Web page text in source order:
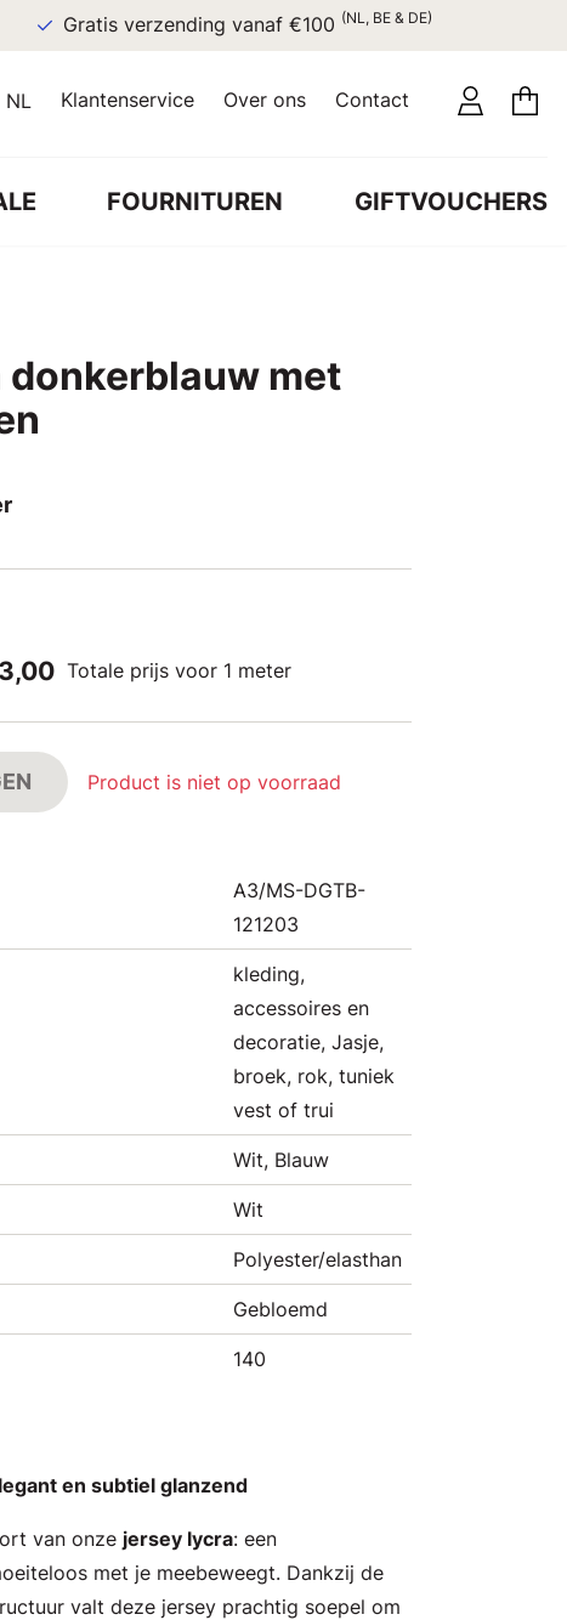
Gratis verzending vanaf €100 (NL, BE & DE)
NL Klantenservice Over ons Contact
FOURNITUREN GIFTVOUCHERS
met
Totale prijs voor 1 meter
Product is niet op voorraad
A3/MS-DGTB-
121203
kleding,
accessoires en
decoratie, Jasje,
broek, rok, tuniek
vest of trui
Wit, Blauw
Wit
Polyester/elasthan
Gebloemd
140
en subtiel glanzend
van onze jersey lycra: een
met je meebeweegt. Dankzij de
valt deze jersey prachtig soepel om